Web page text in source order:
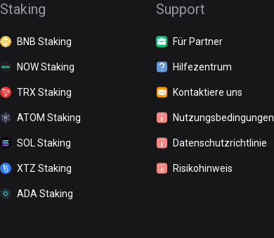
Staking
BNB Staking
NOW Staking
TRX Staking
ATOM Staking
SOL Staking
XTZ Staking
ADA Staking
Support
Für Partner
Hilfezentrum
Kontaktiere uns
Nutzungsbedingungen
Datenschutzrichtlinie
Risikohinweis